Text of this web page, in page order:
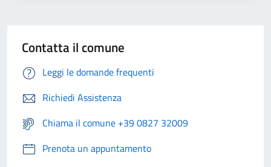
Contatta il comune
Leggi le domande frequenti
Richiedi Assistenza
Chiama il comune +39 0827 32009
Prenota un appuntamento